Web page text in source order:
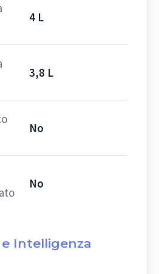
4 L
3,8 L
No
No
Intelligenza